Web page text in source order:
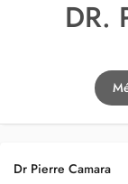
DR.
Dr Pierre Camara